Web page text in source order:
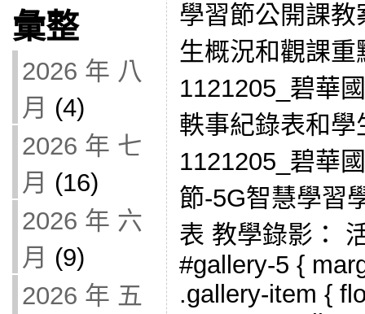
彙整
2026 年 八
月 (4)
2026 年 七
月 (16)
2026 年 六
月 (9)
2026 年 五
學習節公開課
生概況和觀課
1121205_碧華
軼事紀錄表和
1121205_碧華
節-5G智慧學習
表 教學錄影：
#gallery-5 {
.gallery-item {